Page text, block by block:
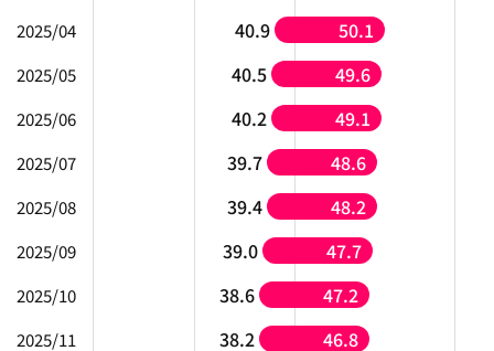
2025/04 40.9 50.1
2025/05 40.5 49.6
2025/06 40.2 49.1
2025/07 39.7 48.6
2025/08 39.4 48.2
2025/09 39.0 47.7
2025/10 38.6 47.2
2025/11 38.2 46.8